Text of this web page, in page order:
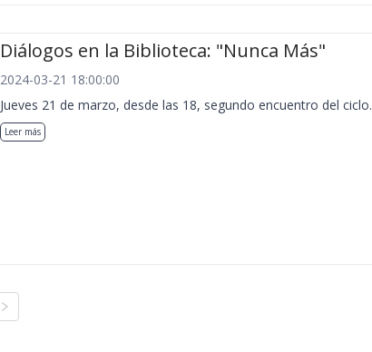
Diálogos en la Biblioteca: "Nunca Más"
2024-03-21 18:00:00
Jueves 21 de marzo, desde las 18, segundo encuentro del ciclo.
Leer más